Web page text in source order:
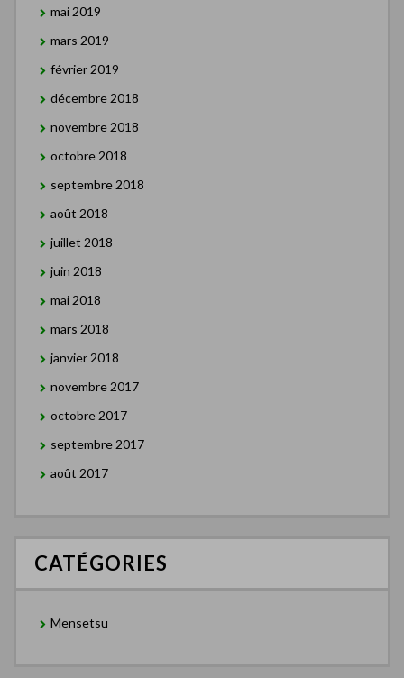
mai 2019
mars 2019
février 2019
décembre 2018
novembre 2018
octobre 2018
septembre 2018
août 2018
juillet 2018
juin 2018
mai 2018
mars 2018
janvier 2018
novembre 2017
octobre 2017
septembre 2017
août 2017
CATÉGORIES
Mensetsu